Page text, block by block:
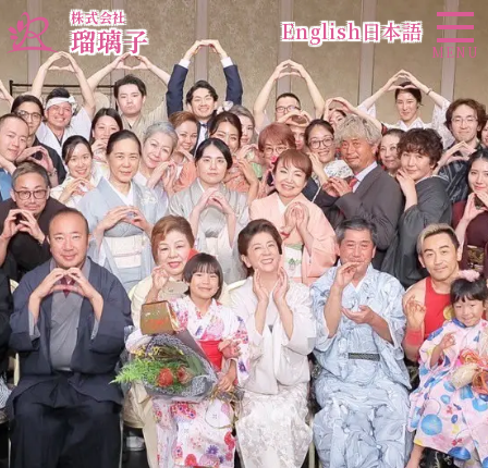
株式会社
瑠璃子 English日本語